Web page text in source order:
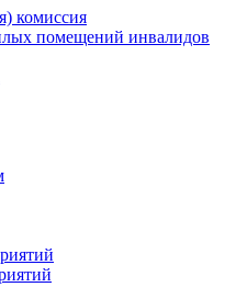
комиссия
помещений инвалидов